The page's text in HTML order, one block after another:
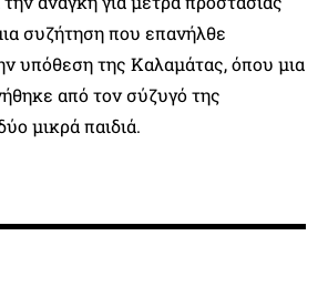
συζήτηση που επανήλθε
υπόθεση της Καλαμάτας, όπου μια
από τον σύζυγό της
μικρά παιδιά.